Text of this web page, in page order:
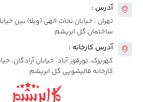
آدرس :
تهران ، خیابان نجات الهی (ویلا) بین
ساختمان گل ابریشم
آدرس کارخانه :
کهریزک، تورقوز آباد، خیابان آزادگان،
کارخانه قالیشویی گل ابریشم